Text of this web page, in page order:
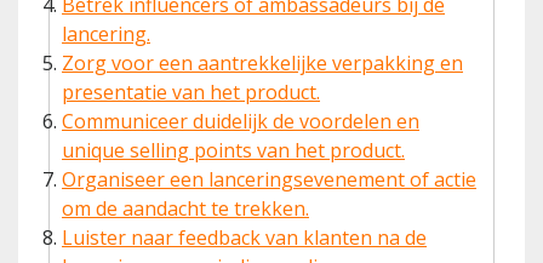
lancering.
Zorg voor een aantrekkelijke verpakking en
presentatie van het product.
Communiceer duidelijk de voordelen en
unique selling points van het product.
Organiseer een lanceringsevenement of actie
om de aandacht te trekken.
Luister naar feedback van klanten na de